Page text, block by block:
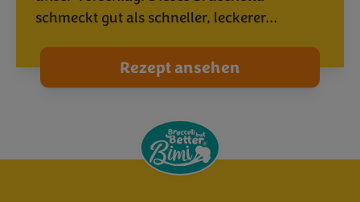
schmeckt gut als schneller, leckerer…
Rezept ansehen